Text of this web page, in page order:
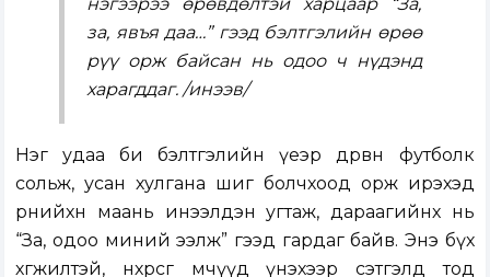
нэгээрээ өрөвдөлтэй харцаар “За,
за, явъя даа…” гээд бэлтгэлийн өрөө
рүү орж байсан нь одоо ч нүдэнд
харагддаг. /инээв/
Нэг удаа би бэлтгэлийн үеэр дөрвөн футболк
сольж, усан хулгана шиг болчхоод орж ирэхэд
өрөөнийхөн маань инээлдэн угтаж, дараагийнх нь
“За, одоо миний ээлж” гээд гардаг байв. Энэ бүх
хөгжилтэй, нөхөрсөг мөчүүд үнэхээр сэтгэлд тод